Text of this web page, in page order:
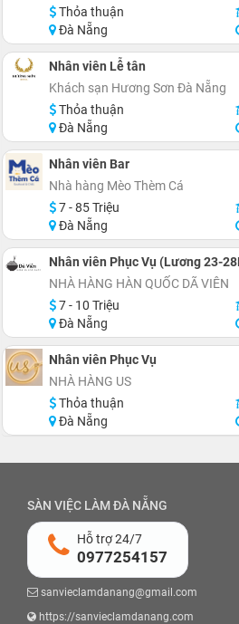
Thỏa thuận
Đà Nẵng
Nhân viên Lễ tân
Khách sạn Hương Sơn Đà Nẵng
Thỏa thuận
Đà Nẵng
Nhân viên Bar
Nhà hàng Mèo Thèm Cá
7 - 85 Triệu
Đà Nẵng
Nhân viên Phục Vụ (Lương 23-
NHÀ HÀNG HÀN QUỐC DÃ VIÊN
7 - 10 Triệu
Đà Nẵng
Nhân viên Phục Vụ
NHÀ HÀNG US
Thỏa thuận
Đà Nẵng
SÀN VIỆC LÀM ĐÀ NẴNG
Hỗ trợ 24/7
0977254157
sanvieclamdanang@gmail.com
https://sanvieclamdanang.com